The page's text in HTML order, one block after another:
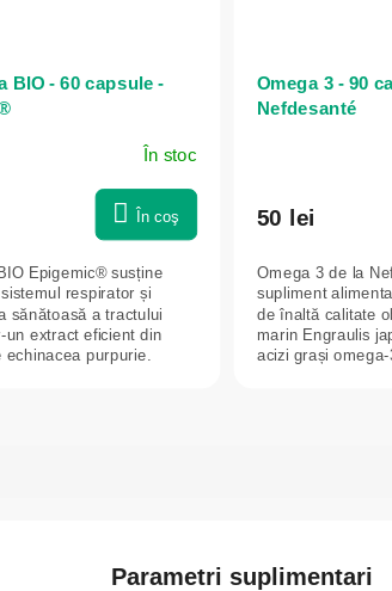
BIO - 60 capsule -
În stoc
În coş
Epigemic® susține
respirator și
sănătoasă a tractului
un extract eficient din
echinacea purpurie.
Omega 3 - 90
Nefdesanté
50 lei
Omega 3 de la
supliment
de înaltă calitate
marin Engraulis
acizi grași omega-
Parametri suplimentari